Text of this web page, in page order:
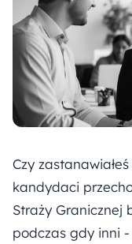
Czy
kandydaci
Straży Granicznej
podczas gdy inni -